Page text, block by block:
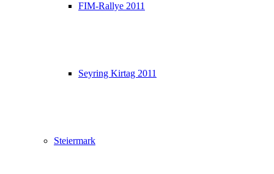
FIM-Rallye 2011
Seyring Kirtag 2011
Steiermark